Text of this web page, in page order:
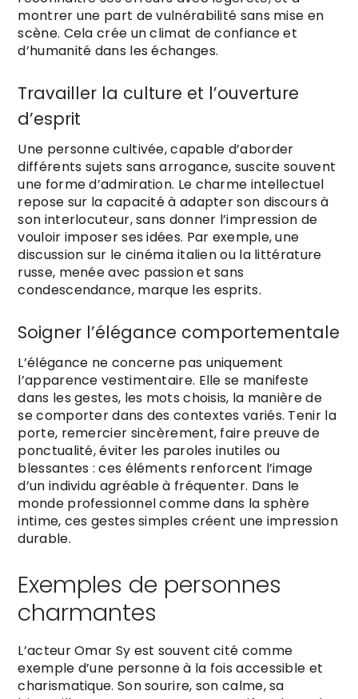
montrer une part de vulnérabilité sans mise en
scène. Cela crée un climat de confiance et
d’humanité dans les échanges.
Travailler la culture et l’ouverture
d’esprit
Une personne cultivée, capable d’aborder
différents sujets sans arrogance, suscite souvent
une forme d’admiration. Le charme intellectuel
repose sur la capacité à adapter son discours à
son interlocuteur, sans donner l’impression de
vouloir imposer ses idées. Par exemple, une
discussion sur le cinéma italien ou la littérature
russe, menée avec passion et sans
condescendance, marque les esprits.
Soigner l’élégance comportementale
L’élégance ne concerne pas uniquement
l’apparence vestimentaire. Elle se manifeste
dans les gestes, les mots choisis, la manière de
se comporter dans des contextes variés. Tenir la
porte, remercier sincèrement, faire preuve de
ponctualité, éviter les paroles inutiles ou
blessantes : ces éléments renforcent l’image
d’un individu agréable à fréquenter. Dans le
monde professionnel comme dans la sphère
intime, ces gestes simples créent une impression
durable.
Exemples de personnes
charmantes
L’acteur Omar Sy est souvent cité comme
exemple d’une personne à la fois accessible et
charismatique. Son sourire, son calme, sa